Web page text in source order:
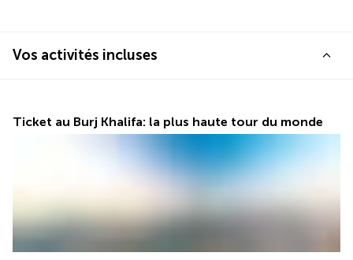
Vos activités incluses
Ticket au Burj Khalifa: la plus haute tour du monde